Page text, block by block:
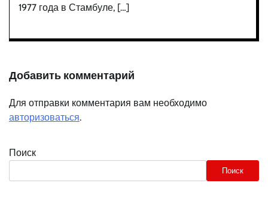
1977 года в Стамбуле, […]
Добавить комментарий
Для отправки комментария вам необходимо
авторизоваться.
Поиск
Поиск